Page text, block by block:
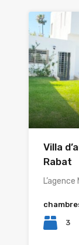
Villa
Rabat
3